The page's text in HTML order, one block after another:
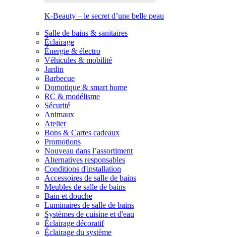
K-Beauty – le secret d’une belle peau
Salle de bains & sanitaires
Éclairage
Énergie & électro
Véhicules & mobilité
Jardin
Barbecue
Domotique & smart home
RC & modélisme
Sécurité
Animaux
Atelier
Bons & Cartes cadeaux
Promotions
Nouveau dans l’assortiment
Alternatives responsables
Conditions d'installation
Accessoires de salle de bains
Meubles de salle de bains
Bain et douche
Luminaires de salle de bains
Systèmes de cuisine et d'eau
Éclairage décoratif
Éclairage du système